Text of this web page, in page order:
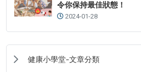
令你保持最佳狀態！
2024-01-28
健康小學堂-文章分類